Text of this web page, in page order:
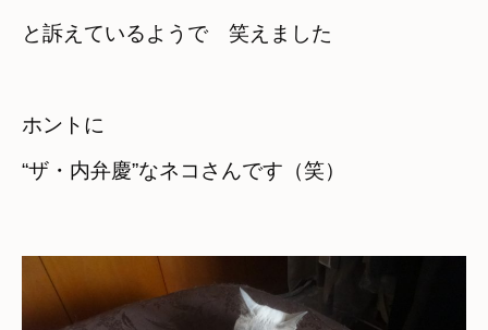
と訴えているようで　笑えました
ホントに